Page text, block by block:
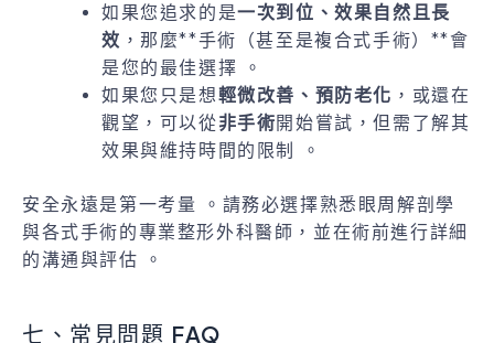
如果您追求的是一次到位、效果自然且長
效 ，那麼**手術（甚至是複合式手術）**會
是您的最佳選擇 。
如果您只是想輕微改善、預防老化 ，或還在
觀望，可以從非手術開始嘗試，但需了解其
效果與維持時間的限制 。
安全永遠是第一考量 。請務必選擇熟悉眼周解剖學
與各式手術的專業整形外科醫師，並在術前進行詳細
的溝通與評估 。
七、常見問題 FAQ